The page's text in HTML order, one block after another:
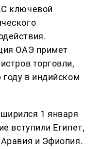
ключевой
ОАЭ примет
торговли,
году в индийском
1 января
вступили Египет,
и Эфиопия.